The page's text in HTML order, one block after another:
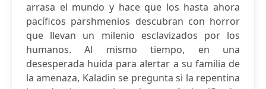
arrasa el mundo y hace que los hasta ahora
pacíficos parshmenios descubran con horror
que llevan un milenio esclavizados por los
humanos. Al mismo tiempo, en una
desesperada huida para alertar a su familia de
la amenaza, Kaladin se pregunta si la repentina